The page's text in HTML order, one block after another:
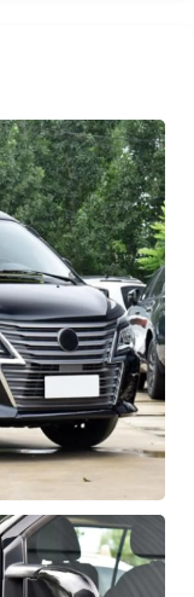
обработкусвоих